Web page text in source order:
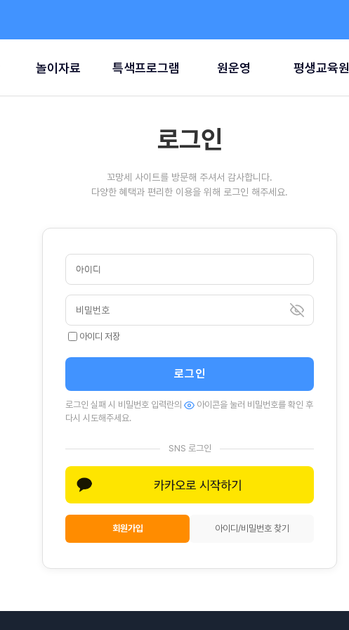
놀이자료 특색프로그램 원운영 평생교육원
로그인
꼬망세 사이트를 방문해 주셔서 감사합니다.
다양한 혜택과 편리한 이용을 위해 로그인 해주세요.
아이디 저장
로그인
로그인 실패 시 비밀번호 입력란의
아이콘을 눌러 비밀번호를 확인 후
다시 시도해주세요.
SNS 로그인
회원가입 아이디/비밀번호 찾기